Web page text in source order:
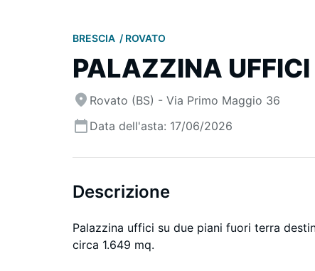
BRESCIA ROVATO
PALAZZINA
Rovato (BS) - Via Primo Maggio 36
Data dell'asta: 17/06/2026
Descrizione
Palazzina uffici su due piani fuori terra
circa 1.649 mq.